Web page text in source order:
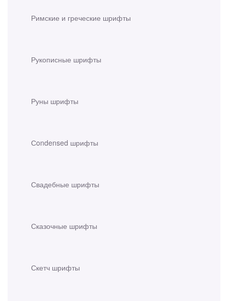
Римские и греческие шрифты
Рукописные шрифты
Руны шрифты
Сondensed шрифты
Свадебные шрифты
Сказочные шрифты
Скетч шрифты